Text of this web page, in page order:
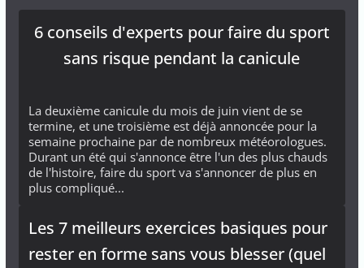
6 conseils d'experts pour faire du sport
sans risque pendant la canicule
La deuxième canicule du mois de juin vient de se
termine, et une troisième est déjà annoncée pour la
semaine prochaine par de nombreux météorologues.
Durant un été qui s'annonce être l'un des plus chauds
de l'histoire, faire du sport va s'annoncer de plus en
plus compliqué...
Les 7 meilleurs exercices basiques pour
rester en forme sans vous blesser (quel